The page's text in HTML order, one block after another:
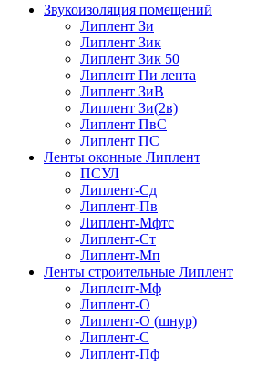
Звукоизоляция помещений
Липлент Зи
Липлент Зик
Липлент Зик 50
Липлент Пи лента
Липлент ЗиВ
Липлент Зи(2в)
Липлент ПвC
Липлент ПС
Ленты оконные Липлент
ПСУЛ
Липлент-Сд
Липлент-Пв
Липлент-Мфтс
Липлент-Ст
Липлент-Мп
Ленты строительные Липлент
Липлент-Мф
Липлент-О
Липлент-О (шнур)
Липлент-С
Липлент-Пф